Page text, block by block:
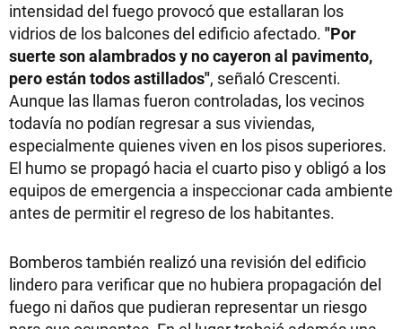
intensidad del fuego provocó que estallaran los
vidrios de los balcones del edificio afectado. "Por
suerte son alambrados y no cayeron al pavimento,
pero están todos astillados", señaló Crescenti.
Aunque las llamas fueron controladas, los vecinos
todavía no podían regresar a sus viviendas,
especialmente quienes viven en los pisos superiores.
El humo se propagó hacia el cuarto piso y obligó a los
equipos de emergencia a inspeccionar cada ambiente
antes de permitir el regreso de los habitantes.
Bomberos también realizó una revisión del edificio
lindero para verificar que no hubiera propagación del
fuego ni daños que pudieran representar un riesgo